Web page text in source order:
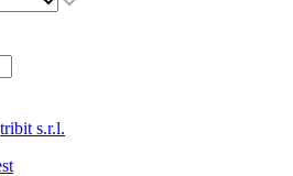
tribit s.r.l.